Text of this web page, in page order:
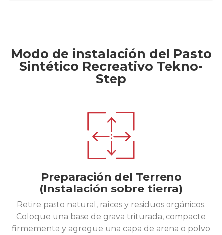
Modo de instalación del Pasto
Sintético Recreativo Tekno-
Step
Preparación del Terreno
(Instalación sobre tierra)
Retire pasto natural, raíces y residuos orgánicos.
Coloque una base de grava triturada, compacte
firmemente y agregue una capa de arena o polvo